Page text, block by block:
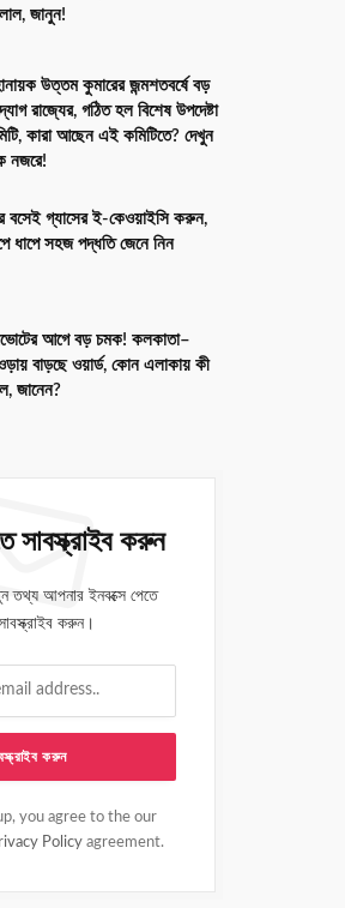
জানুন!
উত্তম কুমারের জন্মশতবর্ষে বড়
রাজ্যের, গঠিত হল বিশেষ উপদেষ্টা
কারা আছেন এই কমিটিতে? দেখুন
নজরে!
বসেই গ্যাসের ই-কেওয়াইসি করুন,
ধাপে সহজ পদ্ধতি জেনে নিন
আগে বড় চমক! কলকাতা–
বাড়ছে ওয়ার্ড, কোন এলাকায় কী
জানেন?
সাবস্ক্রাইব করুন
তথ্য আপনার ইনবক্সে পেতে
করুন।
you agree to the our
Policy agreement.